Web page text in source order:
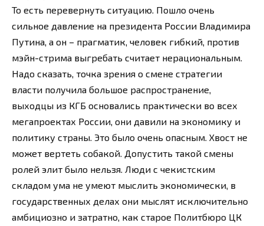
То есть перевернуть ситуацию. Пошло очень
сильное давление на президента России Владимира
Путина, а он – прагматик, человек гибкий, против
мэйн-стрима выгребать считает нерациональным.
Надо сказать, точка зрения о смене стратегии
власти получила большое распространение,
выходцы из КГБ основались практически во всех
мегапроектах России, они давили на экономику и
политику страны. Это было очень опасным. Хвост не
может вертеть собакой. Допустить такой смены
ролей элит было нельзя. Люди с чекистским
складом ума не умеют мыслить экономически, в
государственных делах они мыслят исключительно
амбициозно и затратно, как старое Политбюро ЦК